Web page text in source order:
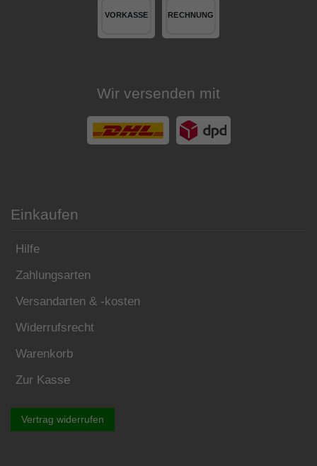
Wir versenden mit
Einkaufen
Hilfe
Zahlungsarten
Versandarten & -kosten
Widerrufsrecht
Warenkorb
Zur Kasse
Vertrag widerrufen